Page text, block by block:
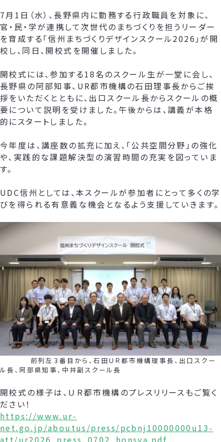
7月1日（水）、長野県内に勤務する行政職員を対象に、
官・民・学が連携して次世代のまちづくりを担うリーダー
を育成する「信州まちづくりデザインスクール2026」が開
校し、同日、開校式を開催しました。
開校式には、参加する18名のスクール生が一堂に会し、
長野県の阿部知事、UR都市機構の石田理事長からご挨
拶をいただくとともに、出口スクール長からスクールの概
要について説明を受けました。午後からは、講義が本格
的にスタートしました。
今年度は、講座数の拡充に加え、「公共空間分野」の強化
や、実践的な課題解決型の演習時間の充実を図っていま
す。
UDC信州としては、本スクールが参加者にとって多くの学
びを得られる有意義な機会となるよう支援していきます。
前列左３番目から、石田ＵＲ都市機構理事長、出口スクー
ル長、阿部県知事、中井副スクール長
開校式の様子は、ＵＲ都市機構のプレスリリースもご覧く
ださい！
https://www.ur-
net.go.jp/aboutus/press/pcbnj10000000u13-